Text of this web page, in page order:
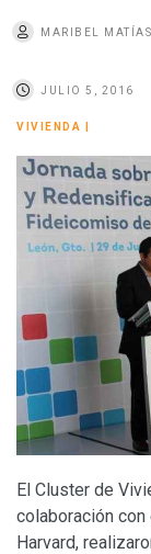
MARIBEL MATÍAS
JULIO 5, 2016
VIVIENDA
El Cluster de
colaboración
Harvard,